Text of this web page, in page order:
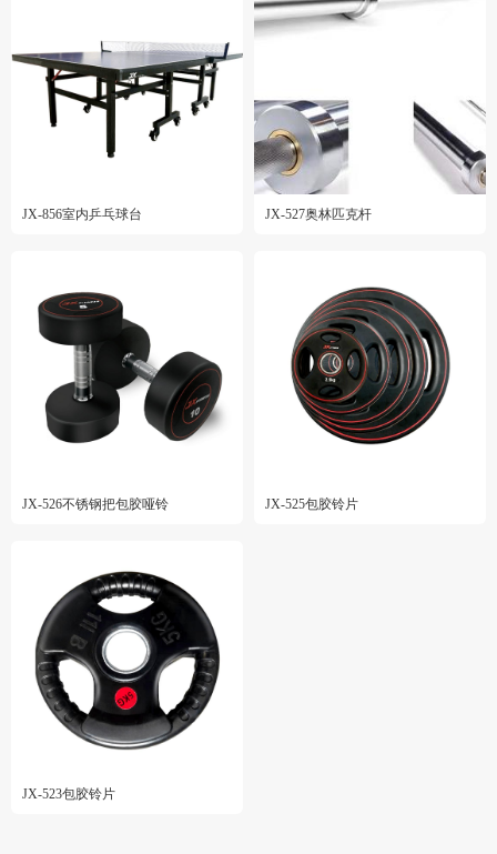
JX-856室内乒乓球台 JX-527奥林匹克杆
JX-526不锈钢把包胶哑铃 JX-525包胶铃片
JX-523包胶铃片